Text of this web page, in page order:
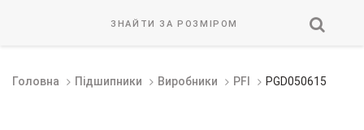
ЗНАЙТИ ЗА РОЗМІРОМ
Головна Підшипники Виробники PFI PGD050615